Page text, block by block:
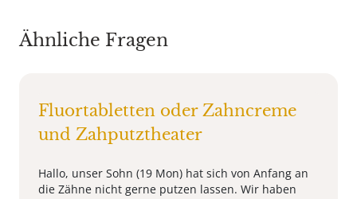
Ähnliche Fragen
Fluortabletten oder Zahncreme
und Zahputztheater
Hallo, unser Sohn (19 Mon) hat sich von Anfang an
die Zähne nicht gerne putzen lassen. Wir haben